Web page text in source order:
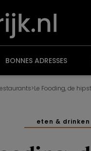
BONNES ADRESSES
>Le Fooding, de
eten & drinken